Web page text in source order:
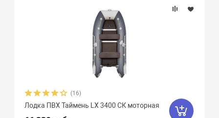
(16)
Лодка ПВХ Таймень LX 3400 СК моторная